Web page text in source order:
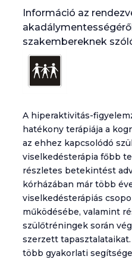
Információ az
szakembereknek
A hiperaktivitás-
hatékony terápiája a
az ehhez kapcsolódó
viselkedésterápia főbb
részletes betekintést
kórházában már több
viselkedésterápiás
működésébe, valamint
szülőtréningek során
szerzett
több gyakorlati